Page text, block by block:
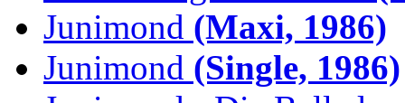
Junimond (Maxi, 1986)
Junimond (Single, 1986)